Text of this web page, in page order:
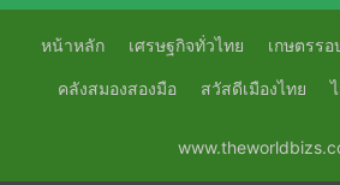
หน้าหลัก เศรษฐกิจทั่วไทย เกษตรร
คลังสมองสองมือ สวัสดีเมืองไทย